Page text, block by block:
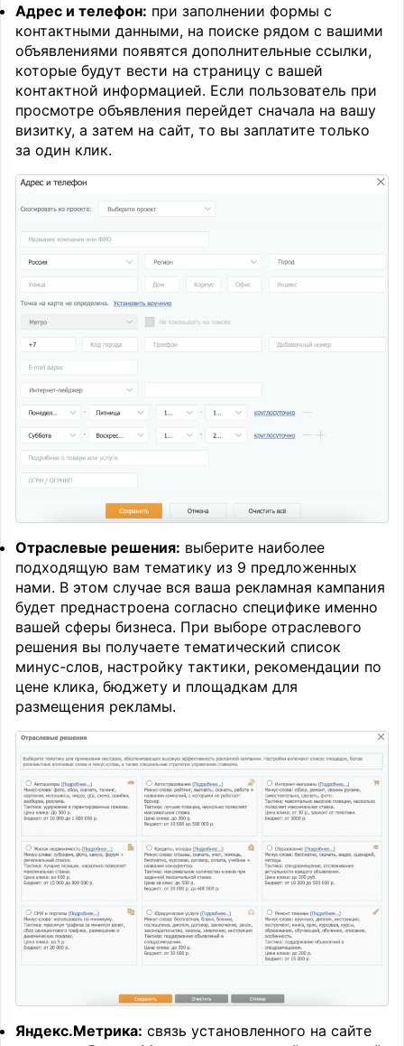
Адрес и телефон: при заполнении формы с
контактными данными, на поиске рядом с вашими
объявлениями появятся дополнительные ссылки,
которые будут вести на страницу с вашей
контактной информацией. Если пользователь при
просмотре объявления перейдет сначала на вашу
визитку, а затем на сайт, то вы заплатите только
за один клик.
Отраслевые решения: выберите наиболее
подходящую вам тематику из 9 предложенных
нами. В этом случае вся ваша рекламная кампания
будет преднастроена согласно специфике именно
вашей сферы бизнеса. При выборе отраслевого
решения вы получаете тематический список
минус-слов, настройку тактики, рекомендации по
цене клика, бюджету и площадкам для
размещения рекламы.
Яндекс.Метрика: связь установленного на сайте